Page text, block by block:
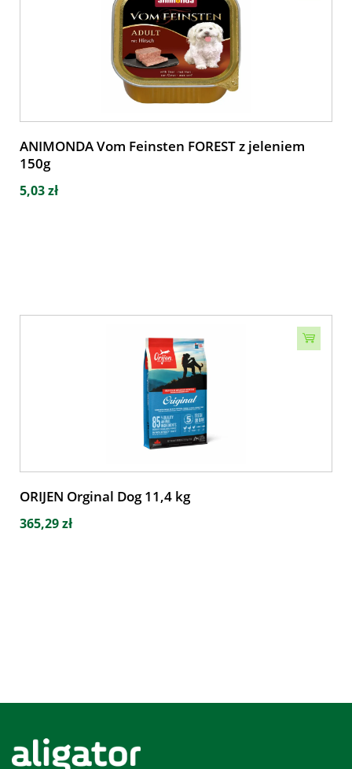
ANIMONDA Vom Feinsten FOREST z jeleniem
150g
5,03 zł
ORIJEN Orginal Dog 11,4 kg
365,29 zł